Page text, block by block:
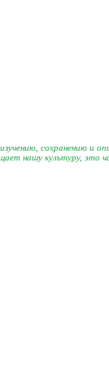
сохранению и
нашу культуру, это